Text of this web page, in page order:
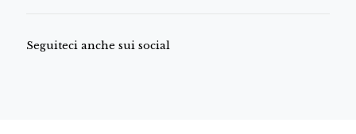
Seguiteci anche sui social